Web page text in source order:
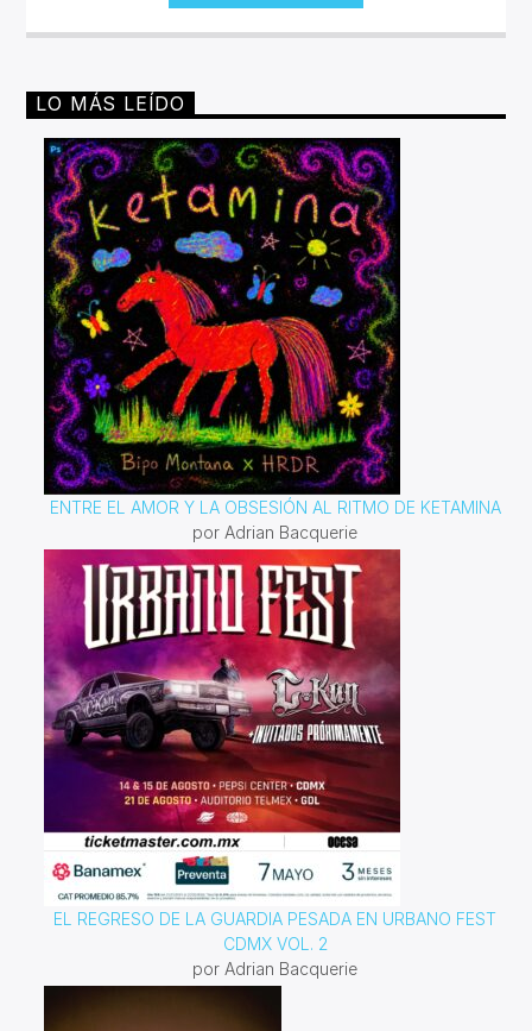
LO MÁS LEÍDO
ENTRE EL AMOR Y LA OBSESIÓN AL RITMO DE KETAMINA
por Adrian Bacquerie
EL REGRESO DE LA GUARDIA PESADA EN URBANO FEST
CDMX VOL. 2
por Adrian Bacquerie